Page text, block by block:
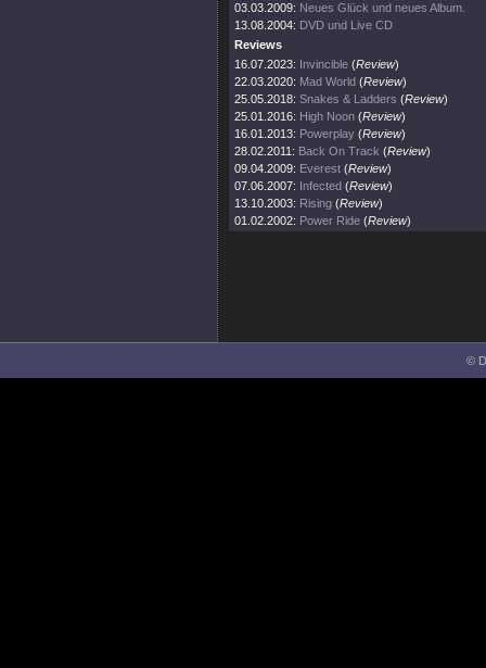
03.03.2009: Neues Glück und neues Album.
13.08.2004: DVD und Live CD
Reviews
16.07.2023: Invincible (Review)
22.03.2020: Mad World (Review)
25.05.2018: Snakes & Ladders (Review)
25.01.2016: High Noon (Review)
16.01.2013: Powerplay (Review)
28.02.2011: Back On Track (Review)
09.04.2009: Everest (Review)
07.06.2007: Infected (Review)
13.10.2003: Rising (Review)
01.02.2002: Power Ride (Review)
©